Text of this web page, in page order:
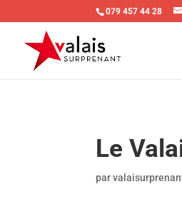
079 457 44 28
Le
par